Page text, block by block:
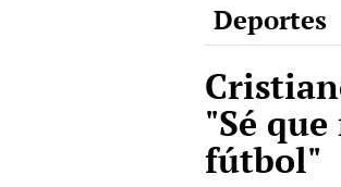
Deportes
"Sé
fútbol"